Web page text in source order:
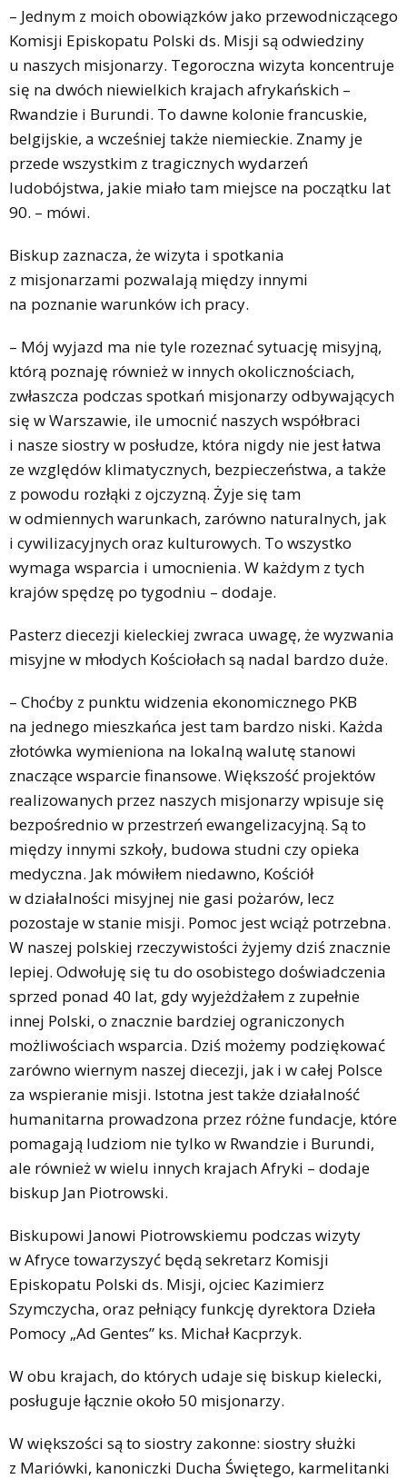
– Jednym z moich obowiązków jako przewodniczącego
Komisji Episkopatu Polski ds. Misji są odwiedziny
u naszych misjonarzy. Tegoroczna wizyta koncentruje
się na dwóch niewielkich krajach afrykańskich –
Rwandzie i Burundi. To dawne kolonie francuskie,
belgijskie, a wcześniej także niemieckie. Znamy je
przede wszystkim z tragicznych wydarzeń
ludobójstwa, jakie miało tam miejsce na początku lat
90. – mówi.
Biskup zaznacza, że wizyta i spotkania
z misjonarzami pozwalają między innymi
na poznanie warunków ich pracy.
– Mój wyjazd ma nie tyle rozeznać sytuację misyjną,
którą poznaję również w innych okolicznościach,
zwłaszcza podczas spotkań misjonarzy odbywających
się w Warszawie, ile umocnić naszych współbraci
i nasze siostry w posłudze, która nigdy nie jest łatwa
ze względów klimatycznych, bezpieczeństwa, a także
z powodu rozłąki z ojczyzną. Żyje się tam
w odmiennych warunkach, zarówno naturalnych, jak
i cywilizacyjnych oraz kulturowych. To wszystko
wymaga wsparcia i umocnienia. W każdym z tych
krajów spędzę po tygodniu – dodaje.
Pasterz diecezji kieleckiej zwraca uwagę, że wyzwania
misyjne w młodych Kościołach są nadal bardzo duże.
– Choćby z punktu widzenia ekonomicznego PKB
na jednego mieszkańca jest tam bardzo niski. Każda
złotówka wymieniona na lokalną walutę stanowi
znaczące wsparcie finansowe. Większość projektów
realizowanych przez naszych misjonarzy wpisuje się
bezpośrednio w przestrzeń ewangelizacyjną. Są to
między innymi szkoły, budowa studni czy opieka
medyczna. Jak mówiłem niedawno, Kościół
w działalności misyjnej nie gasi pożarów, lecz
pozostaje w stanie misji. Pomoc jest wciąż potrzebna.
W naszej polskiej rzeczywistości żyjemy dziś znacznie
lepiej. Odwołuję się tu do osobistego doświadczenia
sprzed ponad 40 lat, gdy wyjeżdżałem z zupełnie
innej Polski, o znacznie bardziej ograniczonych
możliwościach wsparcia. Dziś możemy podziękować
zarówno wiernym naszej diecezji, jak i w całej Polsce
za wspieranie misji. Istotna jest także działalność
humanitarna prowadzona przez różne fundacje, które
pomagają ludziom nie tylko w Rwandzie i Burundi,
ale również w wielu innych krajach Afryki – dodaje
biskup Jan Piotrowski.
Biskupowi Janowi Piotrowskiemu podczas wizyty
w Afryce towarzyszyć będą sekretarz Komisji
Episkopatu Polski ds. Misji, ojciec Kazimierz
Szymczycha, oraz pełniący funkcję dyrektora Dzieła
Pomocy „Ad Gentes” ks. Michał Kacprzyk.
W obu krajach, do których udaje się biskup kielecki,
posługuje łącznie około 50 misjonarzy.
W większości są to siostry zakonne: siostry służki
z Mariówki, kanoniczki Ducha Świętego, karmelitanki